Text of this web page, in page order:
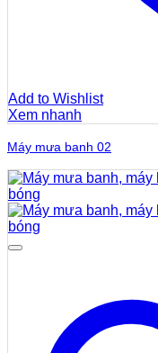
Add to Wishlist
Xem nhanh
Máy mưa banh 02